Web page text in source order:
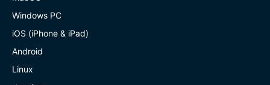
Windows PC
iOS (iPhone & iPad)
Android
Linux